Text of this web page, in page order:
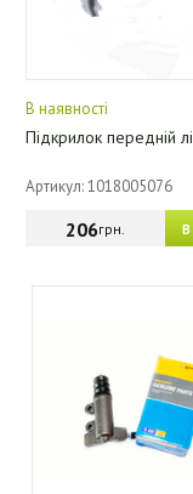
В наявності
Підкрилок передній
Артикул: 1018005076
206грн.